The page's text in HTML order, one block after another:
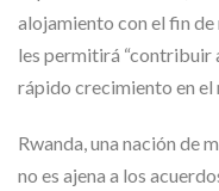
alojamiento con el fin de
les permitirá “contribuir
rápido crecimiento en el
Rwanda, una nación de
no es ajena a los